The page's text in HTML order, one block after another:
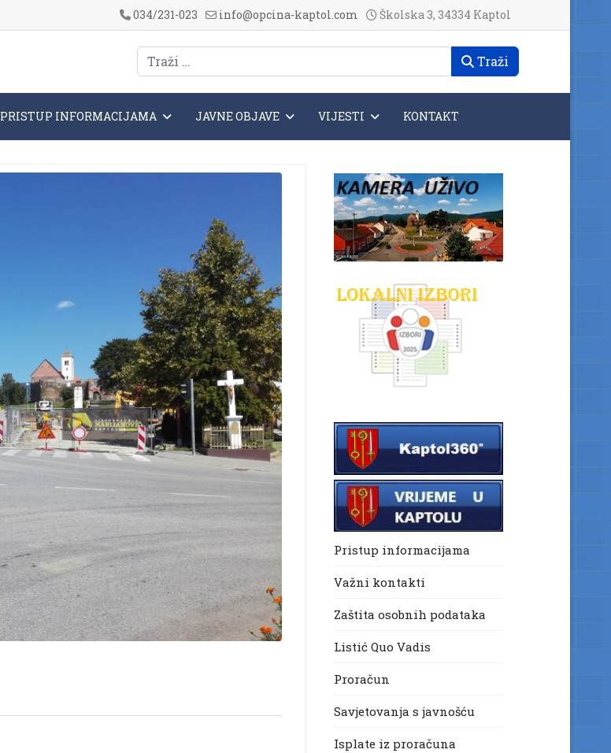
034/231-023 info@opcina-kaptol.com Školska 3, 34334 Kaptol
Traži
PRISTUP INFORMACIJAMA JAVNE OBJAVE VIJESTI KONTAKT
Pristup informacijama
Važni kontakti
Zaštita osobnih podataka
Listić Quo Vadis
Proračun
Savjetovanja s javnošću
Isplate iz proračuna